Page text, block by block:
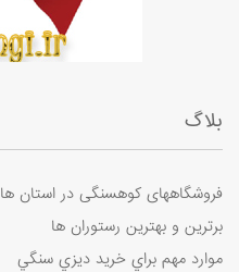
بلاگ
فروشگاههای کوهسنگی در استان ها
برترین و بهترین رستوران ها
موارد مهم براي خريد ديزي سنگي